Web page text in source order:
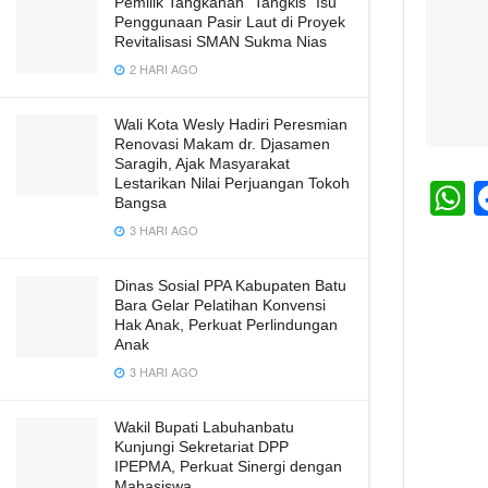
Penggunaan Pasir Laut di Proyek
Revitalisasi SMAN Sukma Nias
2 HARI AGO
Wali Kota Wesly Hadiri Peresmian
Renovasi Makam dr. Djasamen
Saragih, Ajak Masyarakat
Lestarikan Nilai Perjuangan Tokoh
Bangsa
3 HARI AGO
Dinas Sosial PPA Kabupaten Batu
Bara Gelar Pelatihan Konvensi
Hak Anak, Perkuat Perlindungan
Anak
3 HARI AGO
Wakil Bupati Labuhanbatu
Kunjungi Sekretariat DPP
IPEPMA, Perkuat Sinergi dengan
h